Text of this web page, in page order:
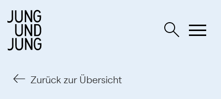
Zurück zur Übersicht